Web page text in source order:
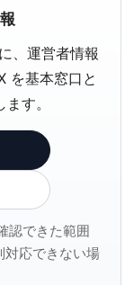
、運営者情報
を基本窓口と
す。
認できた範囲
対応できない場